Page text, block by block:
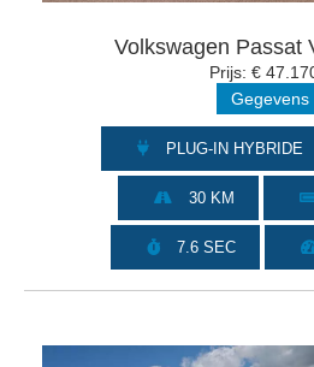
Volkswagen Passat
Prijs: €
Gegevens
PLUG-IN HYBRIDE
30 KM
7.6 SEC